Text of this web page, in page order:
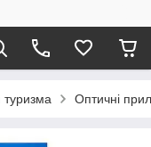
Оптичні